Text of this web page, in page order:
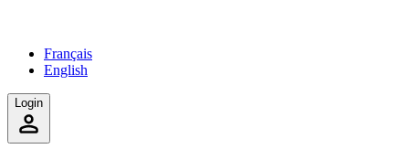
Français
English
Login